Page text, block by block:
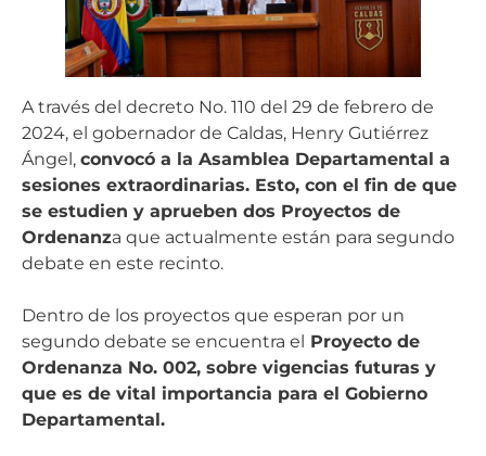
A través del decreto No. 110 del 29 de febrero de
2024, el gobernador de Caldas, Henry Gutiérrez
Ángel, convocó a la Asamblea Departamental a
sesiones extraordinarias. Esto, con el fin de que
se estudien y aprueben dos Proyectos de
Ordenanza que actualmente están para segundo
debate en este recinto.
Dentro de los proyectos que esperan por un
segundo debate se encuentra el Proyecto de
Ordenanza No. 002, sobre vigencias futuras y
que es de vital importancia para el Gobierno
Departamental.